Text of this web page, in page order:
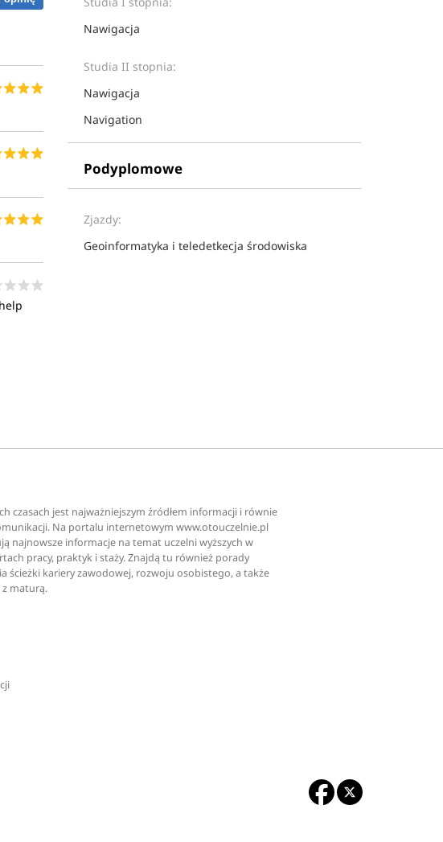
Nawigacja
Studia II stopnia:
Nawigacja
Navigation
Podyplomowe
Zjazdy:
Geoinformatyka i teledetkecja środowiska
czasach jest najważniejszym źródłem informacji i równie
Na portalu internetowym www.otouczelnie.pl
najnowsze informacje na temat uczelni wyższych w
pracy, praktyk i staży. Znajdą tu również porady
ścieżki kariery zawodowej, rozwoju osobistego, a także
z maturą.